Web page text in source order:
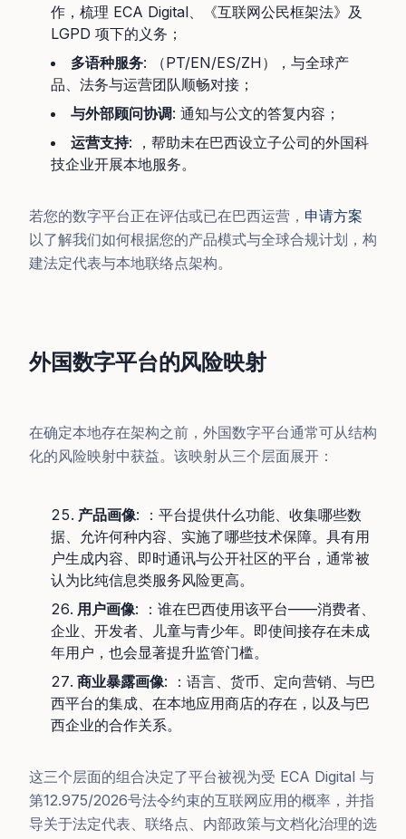
作，梳理 ECA Digital、《互联网公民框架法》及
LGPD 项下的义务；
多语种服务: （PT/EN/ES/ZH），与全球产
品、法务与运营团队顺畅对接；
与外部顾问协调: 通知与公文的答复内容；
运营支持: ，帮助未在巴西设立子公司的外国科
技企业开展本地服务。
若您的数字平台正在评估或已在巴西运营， 申请方案
以了解我们如何根据您的产品模式与全球合规计划，构
建法定代表与本地联络点架构。
外国数字平台的风险映射
在确定本地存在架构之前，外国数字平台通常可从结构
化的风险映射中获益。该映射从三个层面展开：
产品画像: ：平台提供什么功能、收集哪些数
据、允许何种内容、实施了哪些技术保障。具有用
户生成内容、即时通讯与公开社区的平台，通常被
认为比纯信息类服务风险更高。
用户画像: ：谁在巴西使用该平台——消费者、
企业、开发者、儿童与青少年。即使间接存在未成
年用户，也会显著提升监管门槛。
商业暴露画像: ：语言、货币、定向营销、与巴
西平台的集成、在本地应用商店的存在，以及与巴
西企业的合作关系。
这三个层面的组合决定了平台被视为受 ECA Digital 与
第12.975/2026号法令约束的互联网应用的概率，并指
导关于法定代表、联络点、内部政策与文档化治理的选